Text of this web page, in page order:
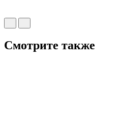
Смотрите также